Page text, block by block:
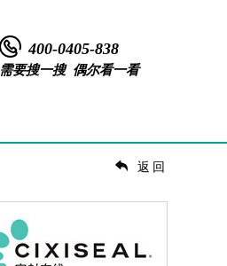
400-0405-838
需要搜一搜 偶尔看一看
返回